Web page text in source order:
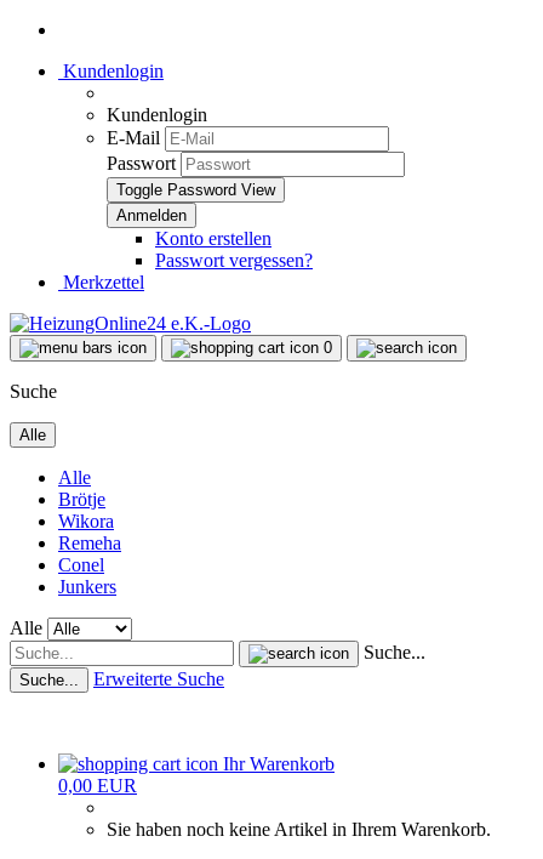
Kundenlogin
Kundenlogin
E-Mail
Passwort
Toggle Password View
Konto erstellen
Passwort vergessen?
Merkzettel
0
Suche
Alle
Alle
Brötje
Wikora
Remeha
Conel
Junkers
Alle
Suche...
Suche... Erweiterte Suche
Ihr Warenkorb
0,00 EUR
Sie haben noch keine Artikel in Ihrem Warenkorb.